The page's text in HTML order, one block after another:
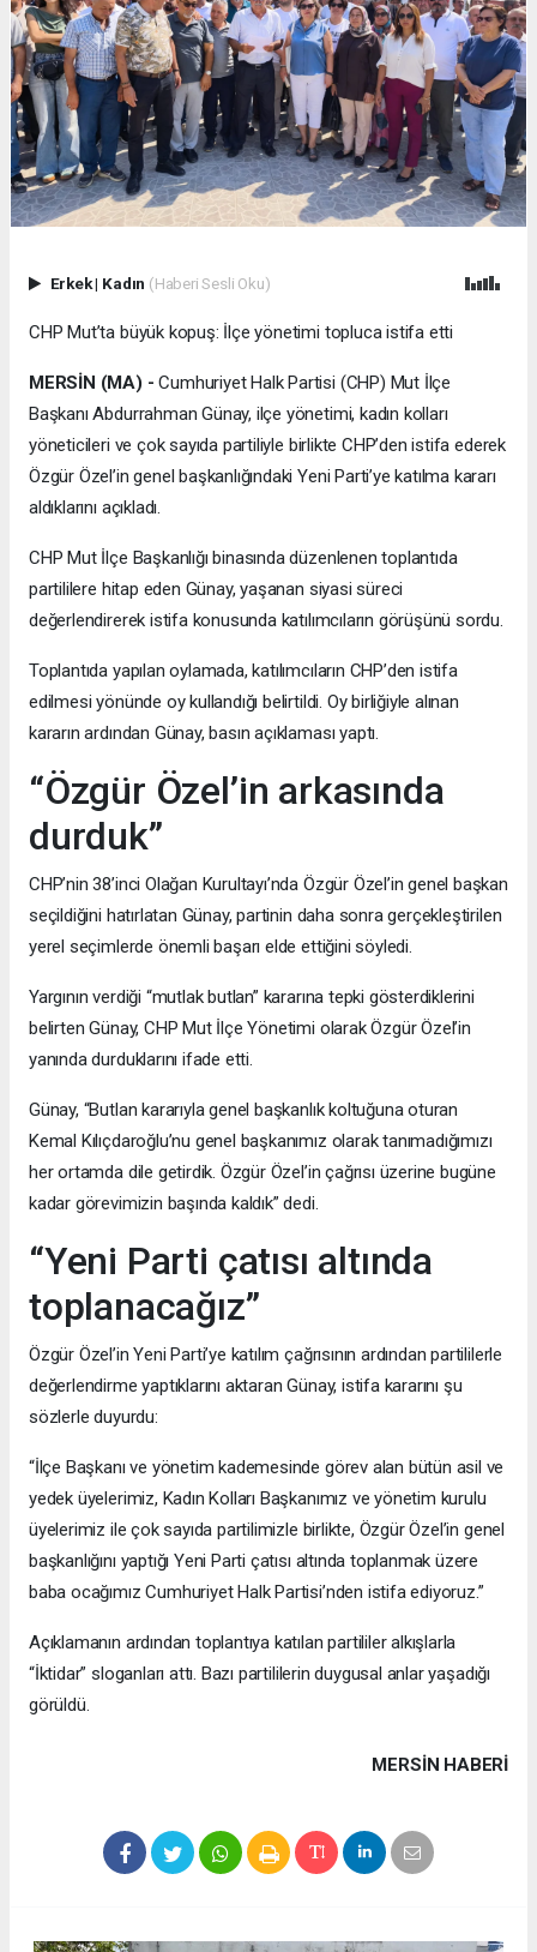
Erkek| Kadın (Haberi Sesli Oku)
CHP Mut’ta büyük kopuş: İlçe yönetimi topluca istifa etti
MERSİN (MA) - Cumhuriyet Halk Partisi (CHP) Mut İlçe
Başkanı Abdurrahman Günay, ilçe yönetimi, kadın kolları
yöneticileri ve çok sayıda partiliyle birlikte CHP’den istifa ederek
Özgür Özel’in genel başkanlığındaki Yeni Parti’ye katılma kararı
aldıklarını açıkladı.
CHP Mut İlçe Başkanlığı binasında düzenlenen toplantıda
partililere hitap eden Günay, yaşanan siyasi süreci
değerlendirerek istifa konusunda katılımcıların görüşünü sordu.
Toplantıda yapılan oylamada, katılımcıların CHP’den istifa
edilmesi yönünde oy kullandığı belirtildi. Oy birliğiyle alınan
kararın ardından Günay, basın açıklaması yaptı.
“Özgür Özel’in arkasında
durduk”
CHP’nin 38’inci Olağan Kurultayı’nda Özgür Özel’in genel başkan
seçildiğini hatırlatan Günay, partinin daha sonra gerçekleştirilen
yerel seçimlerde önemli başarı elde ettiğini söyledi.
Yargının verdiği “mutlak butlan” kararına tepki gösterdiklerini
belirten Günay, CHP Mut İlçe Yönetimi olarak Özgür Özel’in
yanında durduklarını ifade etti.
Günay, “Butlan kararıyla genel başkanlık koltuğuna oturan
Kemal Kılıçdaroğlu’nu genel başkanımız olarak tanımadığımızı
her ortamda dile getirdik. Özgür Özel’in çağrısı üzerine bugüne
kadar görevimizin başında kaldık” dedi.
“Yeni Parti çatısı altında
toplanacağız”
Özgür Özel’in Yeni Parti’ye katılım çağrısının ardından partililerle
değerlendirme yaptıklarını aktaran Günay, istifa kararını şu
sözlerle duyurdu:
“İlçe Başkanı ve yönetim kademesinde görev alan bütün asil ve
yedek üyelerimiz, Kadın Kolları Başkanımız ve yönetim kurulu
üyelerimiz ile çok sayıda partilimizle birlikte, Özgür Özel’in genel
başkanlığını yaptığı Yeni Parti çatısı altında toplanmak üzere
baba ocağımız Cumhuriyet Halk Partisi’nden istifa ediyoruz.”
Açıklamanın ardından toplantıya katılan partililer alkışlarla
“İktidar” sloganları attı. Bazı partililerin duygusal anlar yaşadığı
görüldü.
MERSIN HABERİ